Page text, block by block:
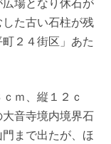
た古い石柱が残
２４街区」あた
ｍ、縦１２ｃ
音寺境内境界石
まで出たが、ほ